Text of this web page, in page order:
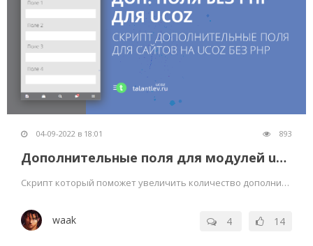
04-09-2022 в 18:01 893
Дополнительные поля для модулей uCoz без php
Скрипт который поможет увеличить количество дополнительных полей для модулей ucoz
waak 4 14